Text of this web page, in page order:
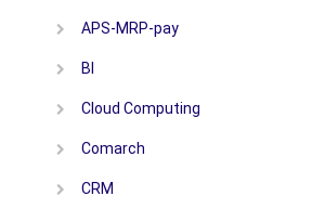
APS-MRP-pay
BI
Cloud Computing
Comarch
CRM